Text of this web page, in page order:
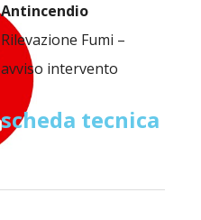
Antincendio
Rilevazione Fumi –
avviso intervento
scheda tecnica